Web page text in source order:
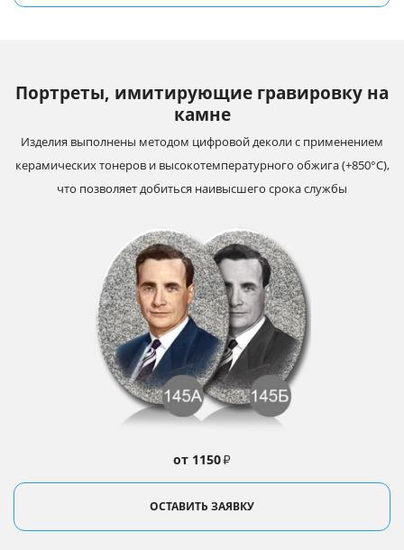
Портреты, имитирующие гравировку на
камне
от 1150₽
Изделия выполнены методом цифровой деколи с применением
керамических тонеров и высокотемпературного обжига (+850°С),
что позволяет добиться наивысшего срока службы
ОСТАВИТЬ ЗАЯВКУ